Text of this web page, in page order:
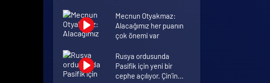
Mecnun Otyakmaz:
Alacağımız her puanın
çok önemi var
Rusya ordusunda
Pasifik için yeni bir
cephe açılıyor. Çin’in